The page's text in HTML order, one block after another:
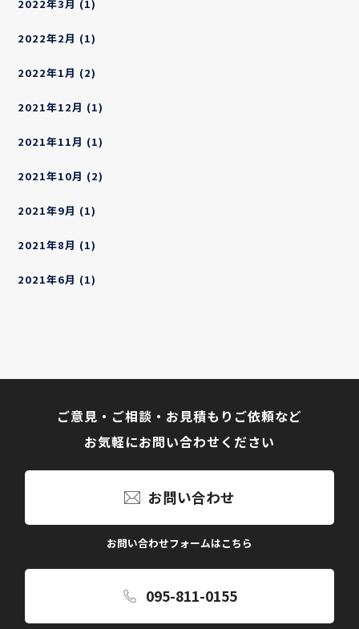
2022年3月 (1)
2022年2月 (1)
2022年1月 (2)
2021年12月 (1)
2021年11月 (1)
2021年10月 (2)
2021年9月 (1)
2021年8月 (1)
2021年6月 (1)
ご意見・ご相談・お見積もりご依頼など
お気軽にお問い合わせください
お問い合わせ
お問い合わせフォームはこちら
095-811-0155